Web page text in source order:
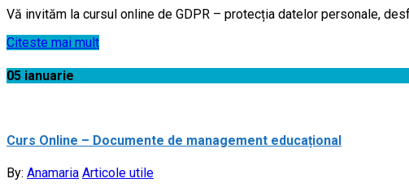
Vă invităm la cursul online de GDPR – protecția datelor personale,
Citeste mai mult
05 ianuarie
Curs Online – Documente de management educațional
By: Anamaria Articole utile